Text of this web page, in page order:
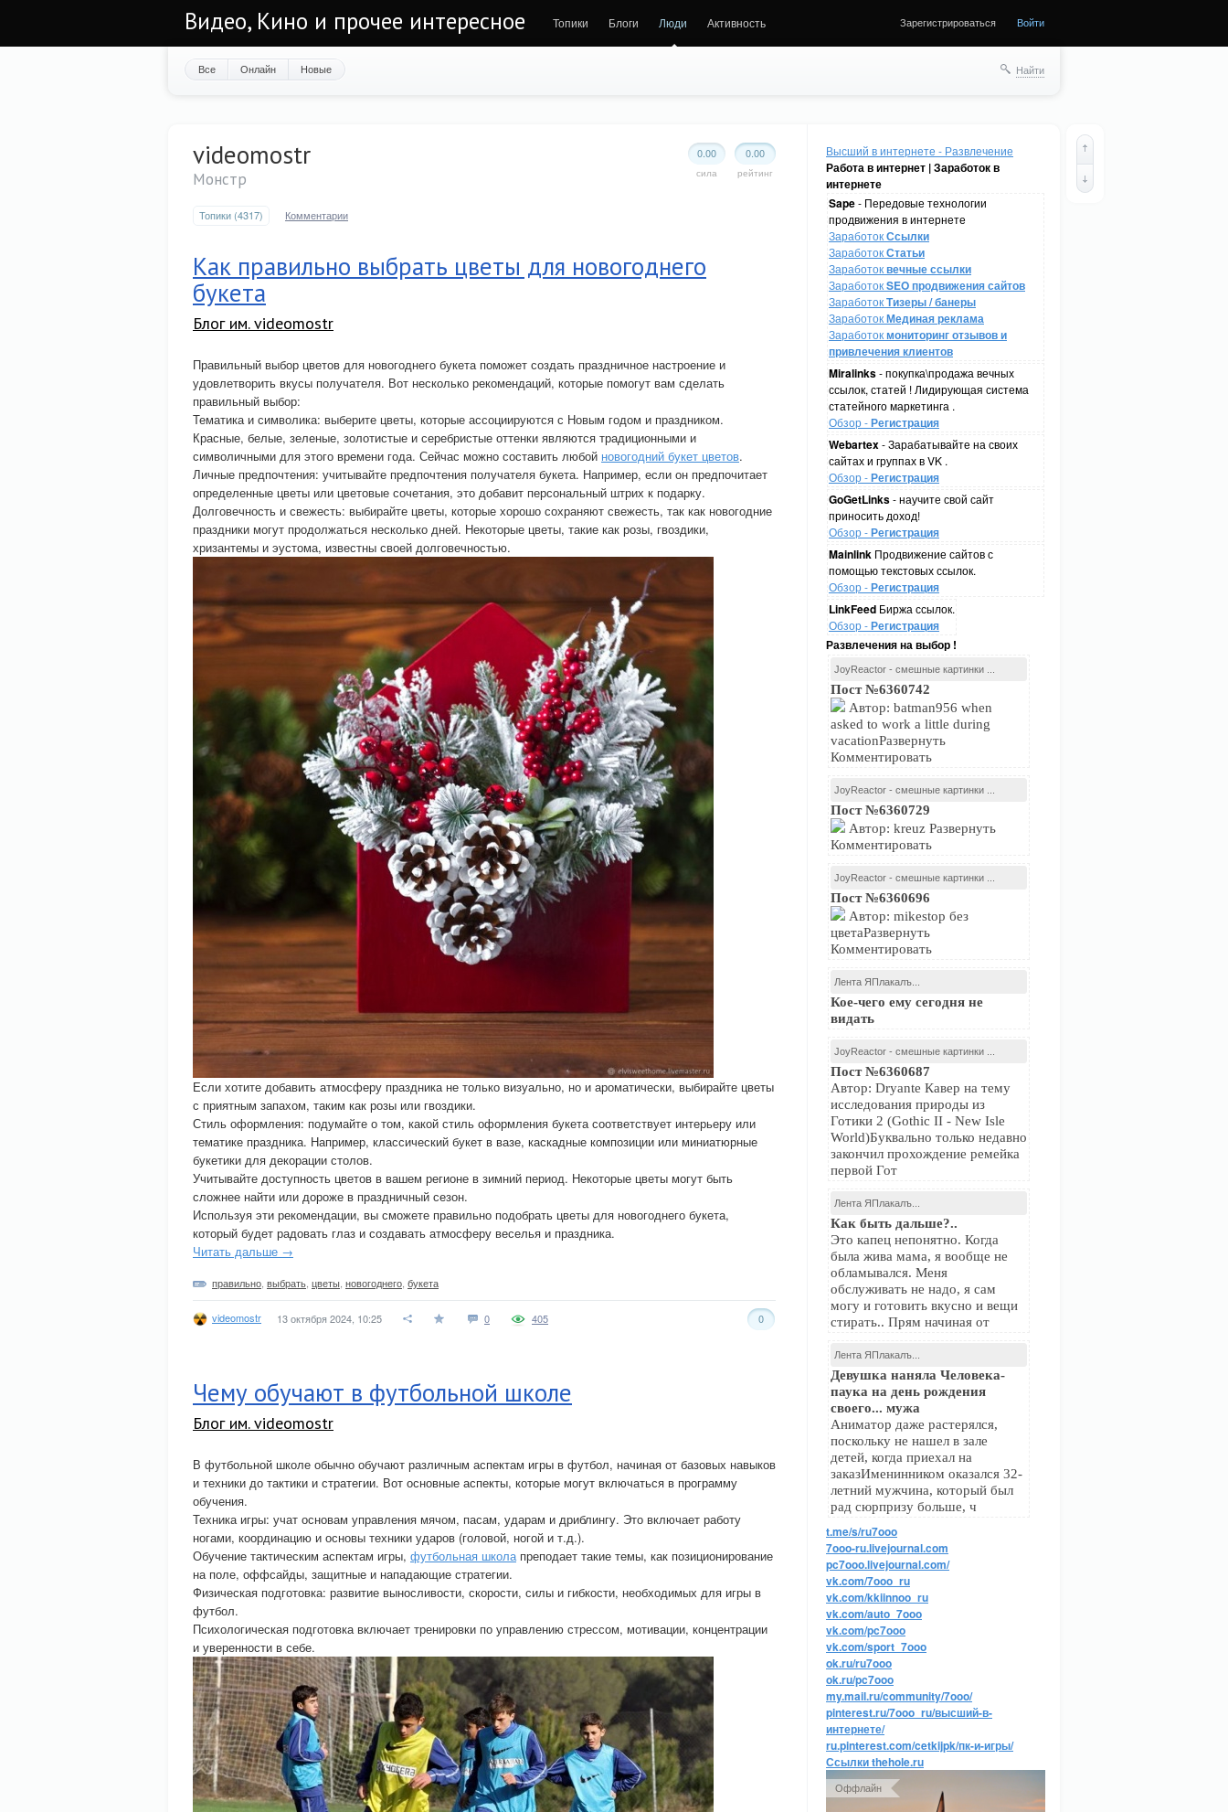
Видео, Кино и прочее интересное Топики Блоги Люди Активность Зарегистрироваться Войти
Все Онлайн Новые Найти
Высший в интернете - Развлечение
Работа в интернет | Заработок в
интернете
Sape- Передовые технологии
продвижения в интернете
ЗаработокСсылки
ЗаработокСтатьи
Заработоквечные ссылки
ЗаработокSEO продвижения сайтов
ЗаработокТизеры / банеры
ЗаработокМединая реклама
Заработокмониторинг отзывов и
привлечения клиентов
Miralinks- покупка\продажа вечных
ссылок, статей ! Лидирующая система
статейного маркетинга .
Обзор -Регистрация
Webartex- Зарабатывайте на своих
сайтах и группах в VK .
Обзор -Регистрация
GoGetLinks- научите свой сайт
приносить доход!
Обзор -Регистрация
Mainlink Продвижение сайтов с
помощью текстовых ссылок.
Обзор -Регистрация
LinkFeed Биржа ссылок.
Обзор -Регистрация
Развлечения на выбор !
JoyReactor - смешные картинки ...
Пост №6360742
Автор: batman956 when
asked to work a little during
vacationРазвернуть
Комментировать
JoyReactor - смешные картинки ...
Пост №6360729
Автор: kreuz Развернуть
Комментировать
JoyReactor - смешные картинки ...
Пост №6360696
Автор: mikestop без
цветаРазвернуть
Комментировать
Лента ЯПлакалъ...
Кое-чего ему сегодня не
видать
JoyReactor - смешные картинки ...
Пост №6360687
Автор: Dryante Кавер на тему
исследования природы из
Готики 2 (Gothic II - New Isle
World)Буквально только недавно
закончил прохождение ремейка
первой Гот
Лента ЯПлакалъ...
Как быть дальше?..
Это капец непонятно. Когда
была жива мама, я вообще не
обламывался. Меня
обслуживать не надо, я сам
могу и готовить вкусно и вещи
стирать.. Прям начиная от
Лента ЯПлакалъ...
Девушка наняла Человека-
паука на день рождения
своего... мужа
Аниматор даже растерялся,
поскольку не нашел в зале
детей, когда приехал на
заказИменинником оказался 32-
летний мужчина, который был
рад сюрпризу больше, ч
t.me/s/ru7ooo
7ooo-ru.livejournal.com
pc7ooo.livejournal.com/
vk.com/7ooo_ru
vk.com/kkiinnoo_ru
vk.com/auto_7ooo
vk.com/pc7ooo
vk.com/sport_7ooo
ok.ru/ru7ooo
ok.ru/pc7ooo
my.mail.ru/community/7ooo/
pinterest.ru/7ooo_ru/высший-в-
интернете/
ru.pinterest.com/cetkijpk/пк-и-игры/
Ссылки thehole.ru
Оффлайн
0.00
рейтинг
0.00
сила
videomostr
Монстр
Топики (4317) Комментарии
Как правильно выбрать цветы для новогоднего
букета
Блог им. videomostr
Правильный выбор цветов для новогоднего букета поможет создать праздничное настроение и
удовлетворить вкусы получателя. Вот несколько рекомендаций, которые помогут вам сделать
правильный выбор:
Тематика и символика: выберите цветы, которые ассоциируются с Новым годом и праздником.
Красные, белые, зеленые, золотистые и серебристые оттенки являются традиционными и
символичными для этого времени года. Сейчас можно составить любой новогодний букет цветов.
Личные предпочтения: учитывайте предпочтения получателя букета. Например, если он предпочитает
определенные цветы или цветовые сочетания, это добавит персональный штрих к подарку.
Долговечность и свежесть: выбирайте цветы, которые хорошо сохраняют свежесть, так как новогодние
праздники могут продолжаться несколько дней. Некоторые цветы, такие как розы, гвоздики,
хризантемы и эустома, известны своей долговечностью.
Если хотите добавить атмосферу праздника не только визуально, но и ароматически, выбирайте цветы
с приятным запахом, таким как розы или гвоздики.
Стиль оформления: подумайте о том, какой стиль оформления букета соответствует интерьеру или
тематике праздника. Например, классический букет в вазе, каскадные композиции или миниатюрные
букетики для декорации столов.
Учитывайте доступность цветов в вашем регионе в зимний период. Некоторые цветы могут быть
сложнее найти или дороже в праздничный сезон.
Используя эти рекомендации, вы сможете правильно подобрать цветы для новогоднего букета,
который будет радовать глаз и создавать атмосферу веселья и праздника.
Читать дальше →
правильно выбрать цветы новогоднего букета
videomostr 13 октября 2024, 10:25 0 0
405
Чему обучают в футбольной школе
Блог им. videomostr
В футбольной школе обычно обучают различным аспектам игры в футбол, начиная от базовых навыков
и техники до тактики и стратегии. Вот основные аспекты, которые могут включаться в программу
обучения.
Техника игры: учат основам управления мячом, пасам, ударам и дриблингу. Это включает работу
ногами, координацию и основы техники ударов (головой, ногой и т.д.).
Обучение тактическим аспектам игры, футбольная школапреподает такие темы, как позиционирование
на поле, оффсайды, защитные и нападающие стратегии.
Физическая подготовка: развитие выносливости, скорости, силы и гибкости, необходимых для игры в
футбол.
Психологическая подготовка включает тренировки по управлению стрессом, мотивации, концентрации
и уверенности в себе.